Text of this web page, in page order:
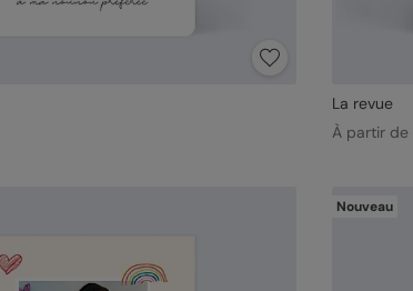
La revue
À partir
Nouveau